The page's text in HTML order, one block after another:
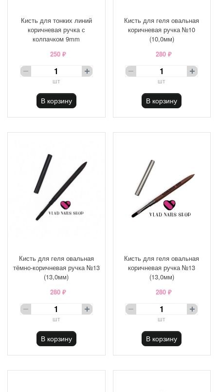
Кисть для тонких линий
коричневая ручка с
колпачком 9mm
250 ₽
шт
В корзину
Кисть для геля овальная
коричневая ручка №10
(10,0мм)
280 ₽
шт
В корзину
Кисть для геля овальная
тёмно-коричневая ручка №13
(13,0мм)
280 ₽
шт
В корзину
Кисть для геля овальная
коричневая ручка №13
(13,0мм)
280 ₽
шт
В корзину